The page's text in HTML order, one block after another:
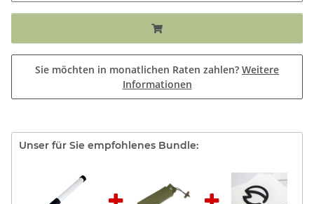
Sie möchten in monatlichen Raten zahlen? Weitere
Informationen
Unser für Sie empfohlenes Bundle: